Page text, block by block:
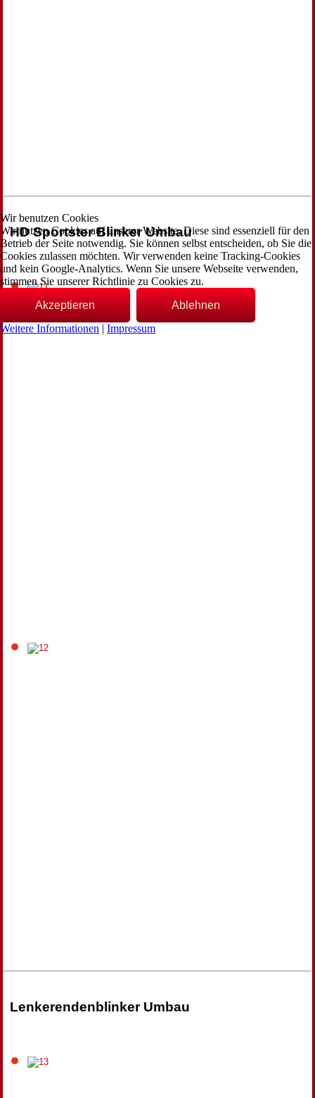
HD Sportster Blinker Umbau
Lenkerendenblinker Umbau
Wir benutzen Cookies
Wir nutzen Cookies auf unserer Website. Diese sind essenziell für den
Betrieb der Seite notwendig. Sie können selbst entscheiden, ob Sie die
Cookies zulassen möchten. Wir verwenden keine Tracking-Cookies
und kein Google-Analytics. Wenn Sie unsere Webseite verwenden,
stimmen Sie unserer Richtlinie zu Cookies zu.
Akzeptieren
Ablehnen
Weitere Informationen | Impressum